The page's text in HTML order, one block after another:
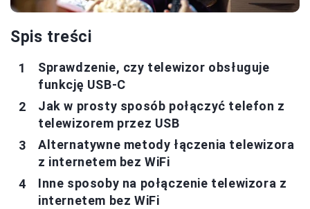
Spis treści
Sprawdzenie, czy telewizor obsługuje
funkcję USB-C
Jak w prosty sposób połączyć telefon z
telewizorem przez USB
Alternatywne metody łączenia telewizora
z internetem bez WiFi
Inne sposoby na połączenie telewizora z
internetem bez WiFi